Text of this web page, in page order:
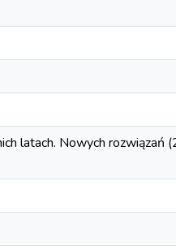
latach. Nowych rozwiązań